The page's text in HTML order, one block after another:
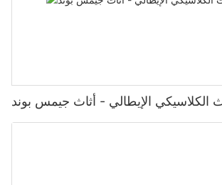
الكلاسيكي الإيطالي - أثاث جيمس بوند